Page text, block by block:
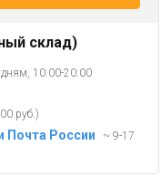
склад)
10:00-20:00
руб.)
Почта России
~ 9-17